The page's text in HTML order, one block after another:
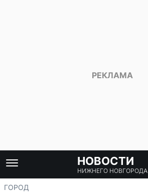
НОВОСТИ
НИЖНЕГО НОВГОРОДА
ГОРОД